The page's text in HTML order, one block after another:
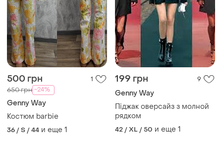
500 грн 1
650 грн -24%
Genny Way
Костюм barbie
36 / S / 44 и еще 1
199 грн 9
Genny Way
Піджак оверсайз з молной
рядком
42 / XL / 50 и еще 1